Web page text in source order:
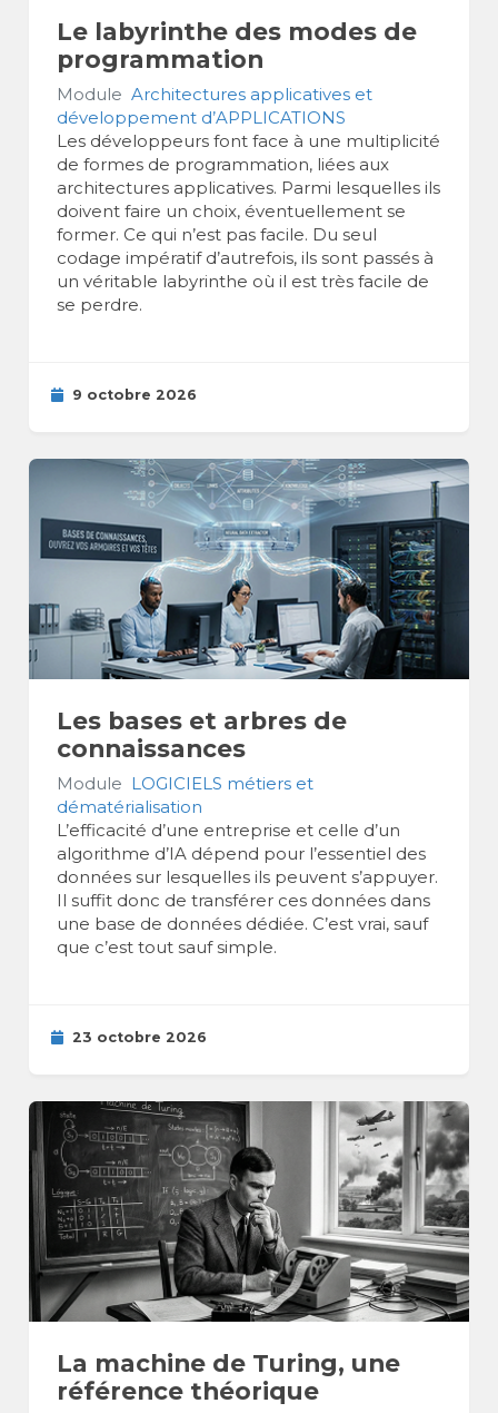
Le labyrinthe des modes de
programmation
Module Architectures applicatives et
développement d’APPLICATIONS
Les développeurs font face à une multiplicité
de formes de programmation, liées aux
architectures applicatives. Parmi lesquelles ils
doivent faire un choix, éventuellement se
former. Ce qui n’est pas facile. Du seul
codage impératif d’autrefois, ils sont passés à
un véritable labyrinthe où il est très facile de
se perdre.
9 octobre 2026
Les bases et arbres de
connaissances
Module LOGICIELS métiers et
dématérialisation
L’efficacité d’une entreprise et celle d’un
algorithme d’IA dépend pour l’essentiel des
données sur lesquelles ils peuvent s’appuyer.
Il suffit donc de transférer ces données dans
une base de données dédiée. C’est vrai, sauf
que c’est tout sauf simple.
23 octobre 2026
La machine de Turing, une
référence théorique